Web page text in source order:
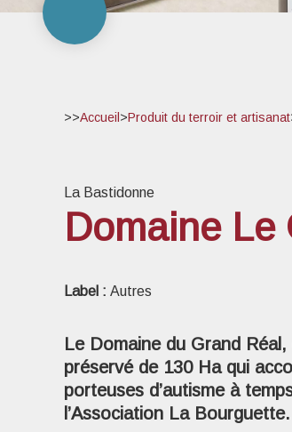
>>Accueil >Produit du terroir et artisanat
La Bastidonne
Domaine Le
Label : Autres
Le Domaine du Grand
préservé de 130 Ha qui
porteuses d’autisme à
l’Association La Bourguette.